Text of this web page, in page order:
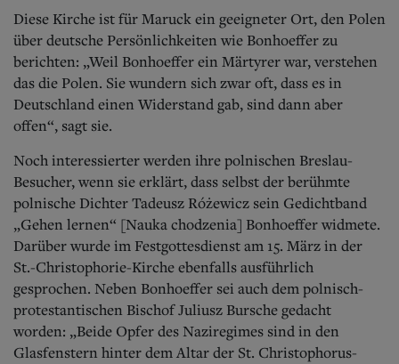
Diese Kirche ist für Maruck ein geeigneter Ort, den Polen
über deutsche Persönlichkeiten wie Bonhoeffer zu
berichten: „Weil Bonhoeffer ein Märtyrer war, verstehen
das die Polen. Sie wundern sich zwar oft, dass es in
Deutschland einen Widerstand gab, sind dann aber
offen“, sagt sie.
Noch interessierter werden ihre polnischen Breslau-
Besucher, wenn sie erklärt, dass selbst der berühmte
polnische Dichter Tadeusz Różewicz sein Gedichtband
„Gehen lernen“ [Nauka chodzenia] Bonhoeffer widmete.
Darüber wurde im Festgottesdienst am 15. März in der
St.-Chri­stophorie-Kirche ebenfalls ausführlich
gesprochen. Neben Bonhoeffer sei auch dem polnisch-
protestantischen Bischof Juliusz Bursche gedacht
worden: „Beide Opfer des Naziregimes sind in den
Glasfenstern hinter dem Altar der St. Christophorus-